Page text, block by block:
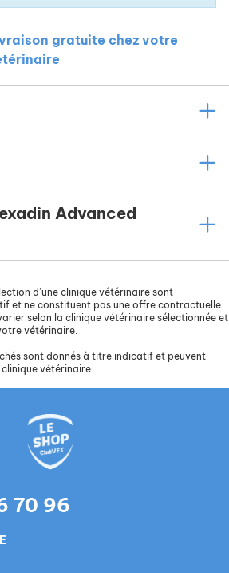
gratuite chez votre
Advanced
d’une clinique vétérinaire sont
et ne constituent pas une offre contractuelle.
selon la clinique vétérinaire sélectionnée et
vétérinaire.
sont donnés à titre indicatif et peuvent
vétérinaire.
70 96